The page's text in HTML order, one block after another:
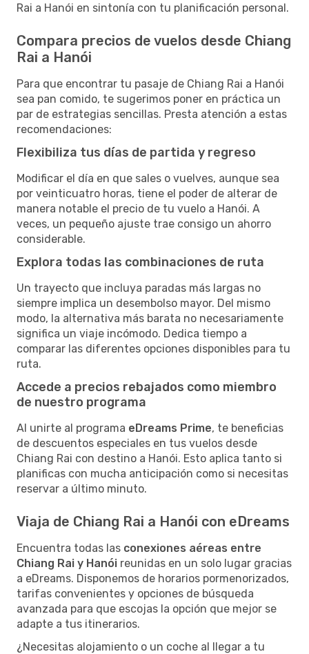
Rai a Hanói en sintonía con tu planificación personal.
Compara precios de vuelos desde Chiang
Rai a Hanói
Para que encontrar tu pasaje de Chiang Rai a Hanói
sea pan comido, te sugerimos poner en práctica un
par de estrategias sencillas. Presta atención a estas
recomendaciones:
Flexibiliza tus días de partida y regreso
Modificar el día en que sales o vuelves, aunque sea
por veinticuatro horas, tiene el poder de alterar de
manera notable el precio de tu vuelo a Hanói. A
veces, un pequeño ajuste trae consigo un ahorro
considerable.
Explora todas las combinaciones de ruta
Un trayecto que incluya paradas más largas no
siempre implica un desembolso mayor. Del mismo
modo, la alternativa más barata no necesariamente
significa un viaje incómodo. Dedica tiempo a
comparar las diferentes opciones disponibles para tu
ruta.
Accede a precios rebajados como miembro
de nuestro programa
Al unirte al programa eDreams Prime, te beneficias
de descuentos especiales en tus vuelos desde
Chiang Rai con destino a Hanói. Esto aplica tanto si
planificas con mucha anticipación como si necesitas
reservar a último minuto.
Viaja de Chiang Rai a Hanói con eDreams
Encuentra todas las conexiones aéreas entre
Chiang Rai y Hanói reunidas en un solo lugar gracias
a eDreams. Disponemos de horarios pormenorizados,
tarifas convenientes y opciones de búsqueda
avanzada para que escojas la opción que mejor se
adapte a tus itinerarios.
¿Necesitas alojamiento o un coche al llegar a tu